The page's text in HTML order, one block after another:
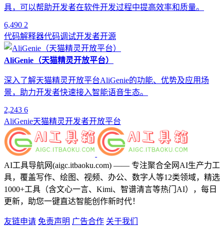
具，可以帮助开发者在软件开发过程中提高效率和质量。
6,490 2
代码解释器代码调试开发者开源
AliGenie（天猫精灵开放平台）
深入了解天猫精灵开放平台AliGenie的功能、优势及应用场
景，助力开发者快速接入智能语音生态。
2,243 6
AliGenie天猫精灵开发者开放平台
AI工具导航网(aigc.itbaoku.com) —— 专注聚合全网AI生产力工
具，覆盖写作、绘图、视频、办公、数字人等12类领域，精选
1000+工具（含文心一言、Kimi、智谱清言等热门AI），每日
更新，助您一键直达智能创作新时代！
友链申请 免责声明 广告合作 关于我们